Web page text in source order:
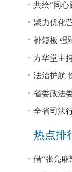
省公安厅
典型案例
共绘“同
察院、省
聚力优化
—— 省法院
部赴企参
补短板 强
力
方华堂主
我加压 砥
出彩
法治护航
欺凌、防
省委政法
0327号提
全省司法
培训班开
热点排
借“张亮麻